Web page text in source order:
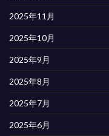
2025年11月
2025年10月
2025年9月
2025年8月
2025年7月
2025年6月